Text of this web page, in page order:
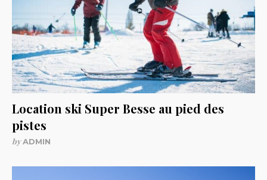
Location ski Super Besse au pied des
pistes
byADMIN